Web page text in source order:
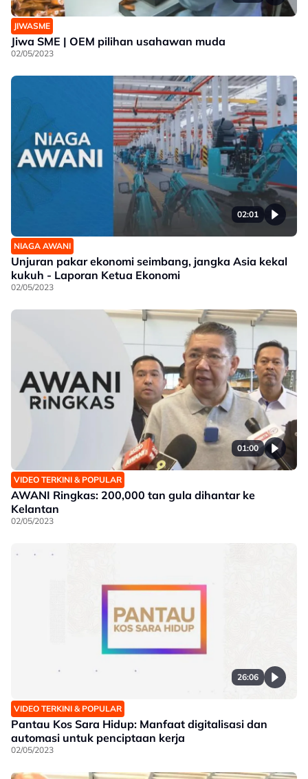
JIWASME
Jiwa SME | OEM pilihan usahawan muda
02/05/2023
02:01
NIAGA AWANI
Unjuran pakar ekonomi seimbang, jangka Asia kekal
kukuh - Laporan Ketua Ekonomi
02/05/2023
01:00
VIDEO TERKINI & POPULAR
AWANI Ringkas: 200,000 tan gula dihantar ke
Kelantan
02/05/2023
26:06
VIDEO TERKINI & POPULAR
Pantau Kos Sara Hidup: Manfaat digitalisasi dan
automasi untuk penciptaan kerja
02/05/2023